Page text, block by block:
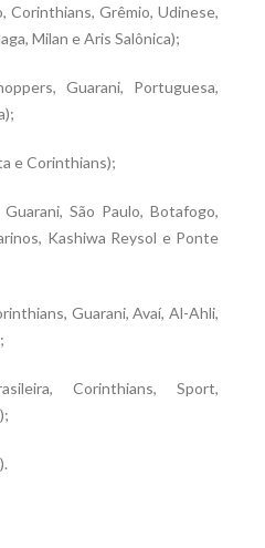
Corinthians, Grêmio, Udinese,
Milan e Aris Salônica);
Guarani, Portuguesa,
e Corinthians);
Guarani, São Paulo, Botafogo,
Kashiwa Reysol e Ponte
Guarani, Avaí, Al-Ahli,
Corinthians, Sport,